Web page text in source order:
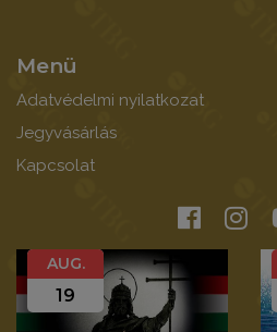
Menü
Adatvédelmi nyilatkozat
Jegyvásárlás
Kapcsolat
AUG.
19